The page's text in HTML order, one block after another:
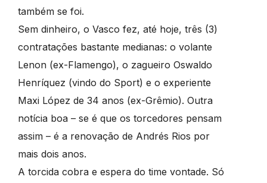
também se foi.
Sem dinheiro, o Vasco fez, até hoje, três (3)
contratações bastante medianas: o volante
Lenon (ex-Flamengo), o zagueiro Oswaldo
Henríquez (vindo do Sport) e o experiente
Maxi López de 34 anos (ex-Grêmio). Outra
notícia boa – se é que os torcedores pensam
assim – é a renovação de Andrés Rios por
mais dois anos.
A torcida cobra e espera do time vontade. Só